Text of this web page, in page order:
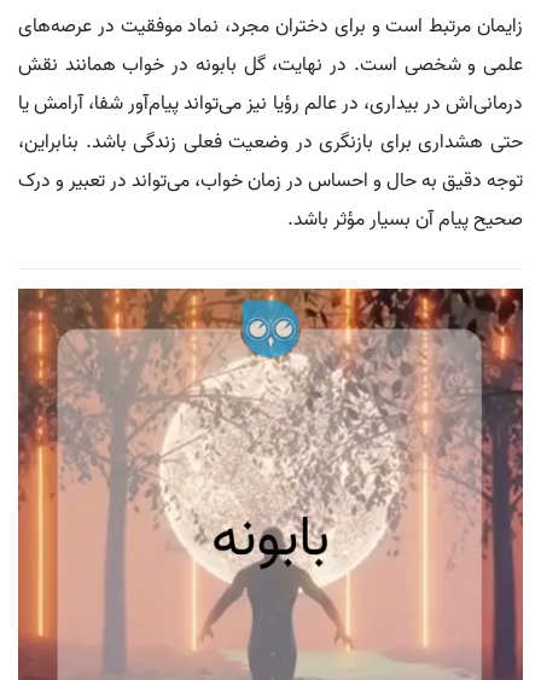
زایمان مرتبط است و برای دختران مجرد، نماد موفقیت در عرصه‌های
علمی و شخصی است. در نهایت، گل بابونه در خواب همانند نقش
درمانی‌اش در بیداری، در عالم رؤیا نیز می‌تواند پیام‌آور شفا، آرامش یا
حتی هشداری برای بازنگری در وضعیت فعلی زندگی باشد. بنابراین،
توجه دقیق به حال و احساس در زمان خواب، می‌تواند در تعبیر و درک
صحیح پیام آن بسیار مؤثر باشد.